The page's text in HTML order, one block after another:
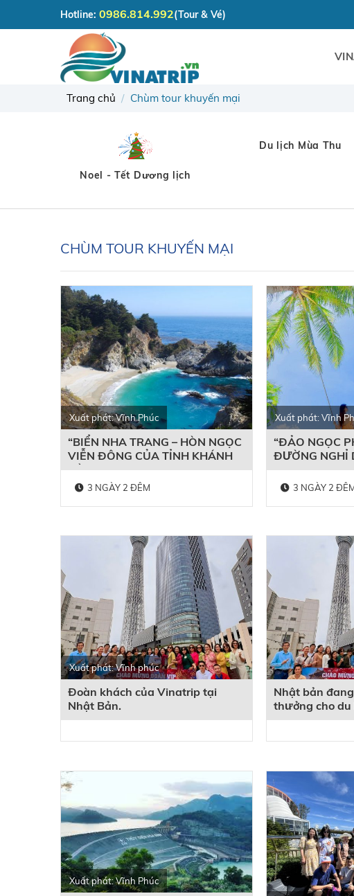
Hotline: 0986.814.992(Tour & Vé)
Trang chủ / Chùm tour khuyến mại
Noel - Tết Dương lịch
Du lịch Mùa Thu
CHÙM TOUR KHUYẾN MẠI
Xuất phát: Vĩnh Phúc
“BIỂN NHA TRANG – HÒN NGỌC
VIỄN ĐÔNG CỦA TỈNH KHÁNH
HÒA”
3 NGÀY 2 ĐÊM
Xuất phát: Vĩnh
“ĐẢO NGỌC
ĐƯỜNG NGHỈ
3 NGÀY 2
Xuất phát: Vĩnh phúc
Đoàn khách của Vinatrip tại
Nhật Bản.
Nhật bản
thưởng cho
Xuất phát: Vĩnh Phúc